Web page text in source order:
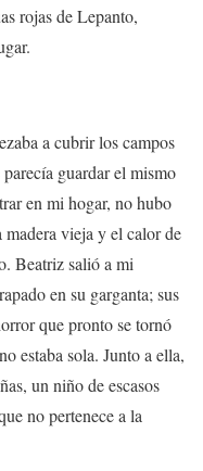
rojas de Lepanto,
a cubrir los campos
guardar el mismo
en mi hogar, no hubo
vieja y el calor de
Beatriz salió a mi
en su garganta; sus
que pronto se tornó
estaba sola. Junto a ella,
un niño de escasos
no pertenece a la